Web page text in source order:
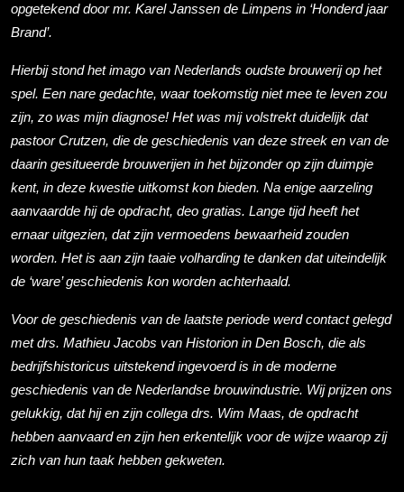
opgetekend door mr. Karel Janssen de Limpens in ‘Honderd jaar
Brand’.
Hierbij stond het imago van Nederlands oudste brouwerij op het
spel. Een nare gedachte, waar toekomstig niet mee te leven zou
zijn, zo was mijn diagnose! Het was mij volstrekt duidelijk dat
pastoor Crutzen, die de geschiedenis van deze streek en van de
daarin gesitueerde brouwerijen in het bijzonder op zijn duimpje
kent, in deze kwestie uitkomst kon bieden. Na enige aarzeling
aanvaardde hij de opdracht, deo gratias. Lange tijd heeft het
ernaar uitgezien, dat zijn vermoedens bewaarheid zouden
worden. Het is aan zijn taaie volharding te danken dat uiteindelijk
de ‘ware’ geschiedenis kon worden achterhaald.
Voor de geschiedenis van de laatste periode werd contact gelegd
met drs. Mathieu Jacobs van Historion in Den Bosch, die als
bedrijfshistoricus uitstekend ingevoerd is in de moderne
geschiedenis van de Nederlandse brouwindustrie. Wij prijzen ons
gelukkig, dat hij en zijn collega drs. Wim Maas, de opdracht
hebben aanvaard en zijn hen erkentelijk voor de wijze waarop zij
zich van hun taak hebben gekweten.